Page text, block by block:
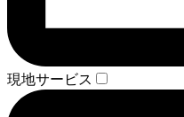
現地サービス